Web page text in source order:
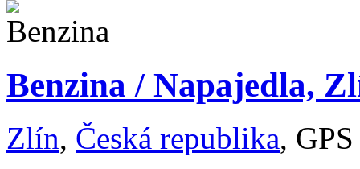
Benzina / Napajedla,
Zlín, Česká republika,